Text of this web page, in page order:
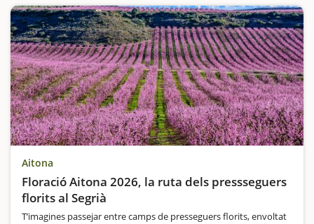
Aitona
Floració Aitona 2026, la ruta dels pressseguers
florits al Segrià
T’imagines passejar entre camps de presseguers florits, envoltat